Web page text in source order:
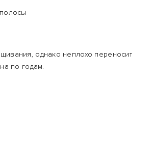
однако неплохо переносит
по годам.